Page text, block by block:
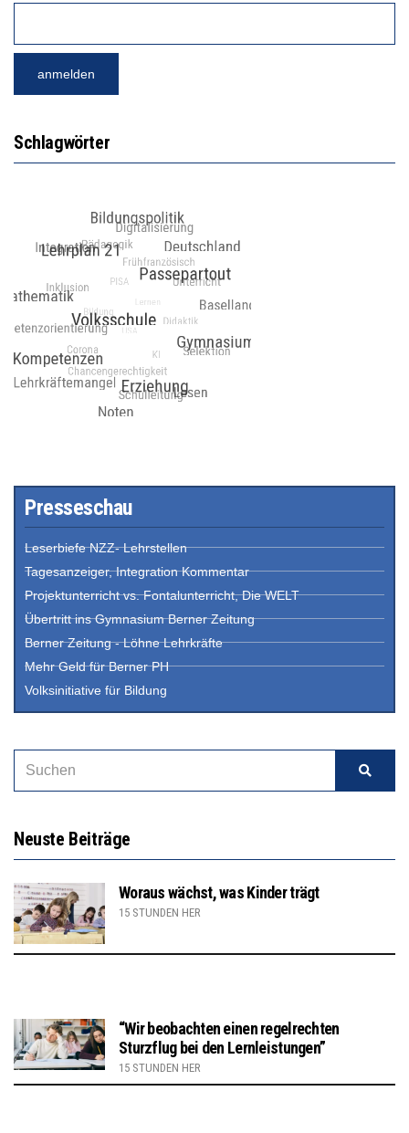
Schlagwörter
Presseschau
Leserbiefe NZZ- Lehrstellen
Tagesanzeiger, Integration Kommentar
Projektunterricht vs. Fontalunterricht, Die WELT
Übertritt ins Gymnasium Berner Zeitung
Berner Zeitung - Löhne Lehrkräfte
Mehr Geld für Berner PH
Volksinitiative für Bildung
Neuste Beiträge
Woraus wächst, was Kinder trägt
15 STUNDEN HER
“Wir beobachten einen regelrechten
Sturzflug bei den Lernleistungen”
15 STUNDEN HER